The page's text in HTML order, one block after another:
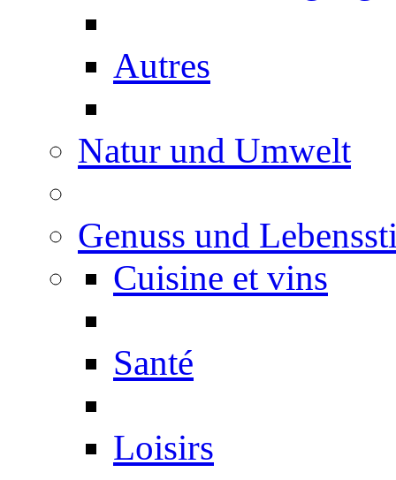
Autres
Natur und Umwelt
Genuss und
Cuisine et vins
Santé
Loisirs